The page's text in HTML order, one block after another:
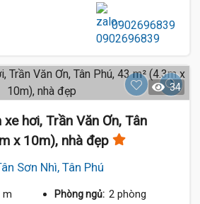
0902696839
34
xe hơi, Trần Văn Ơn, Tân
x 10m), nhà đẹp
Sơn Nhì, Tân Phú
m Phòng ngủ: 2 phòng